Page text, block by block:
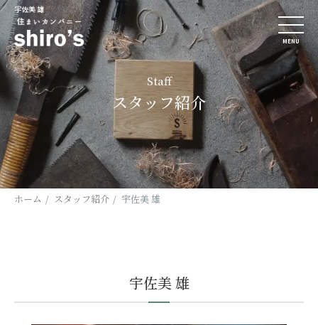
宇佐美 雄
MENU
Staff
スタッフ紹介
ホーム スタッフ紹介 宇佐美 雄
宇佐美 雄